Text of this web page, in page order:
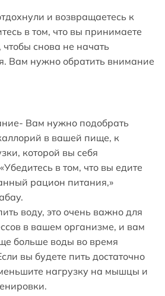
и возвращаетесь к
в том, что вы принимаете
снова не начать
Вам нужно обратить внимание
Вам нужно подобрать
в вашей пище, к
которой вы себя
в том, что вы едите
рацион питания,»
воду, это очень важно для
в вашем организме, и вам
больше воды во время
вы будете пить достаточно
нагрузку на мышцы и